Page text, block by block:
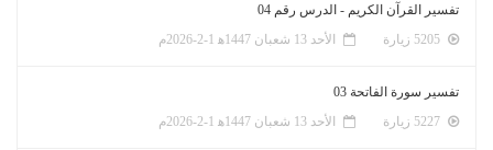
تفسير القرآن الكريم - الدرس رقم 04
الأحد 13 شعبان 1447ﻫ 1-2-2026م
تفسير سورة الفاتحة 03
الأحد 13 شعبان 1447ﻫ 1-2-2026م